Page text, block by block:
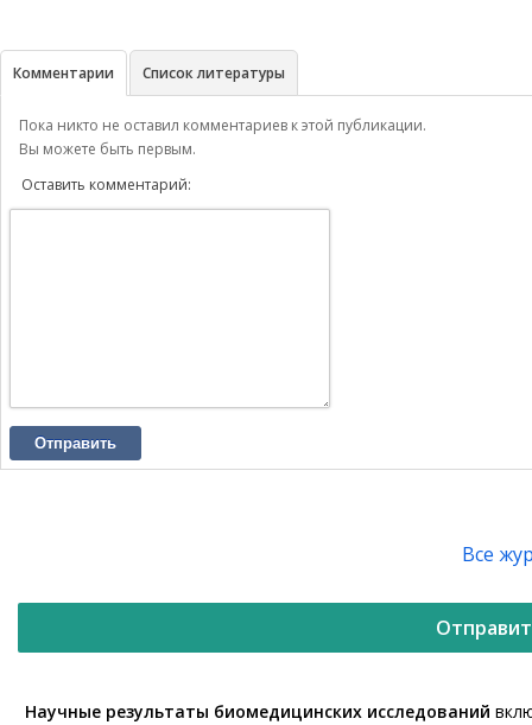
Комментарии Список литературы
Пока никто не оставил комментариев к этой публикации.
Вы можете быть первым.
Оставить комментарий:
Отправить
Все
Научные результаты биомедицинских исследований